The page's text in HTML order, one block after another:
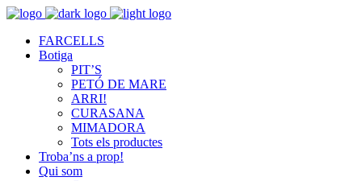
FARCELLS
Botiga
PIT’S
PETÓ DE MARE
ARRI!
CURASANA
MIMADORA
Tots els productes
Troba’ns a prop!
Qui som